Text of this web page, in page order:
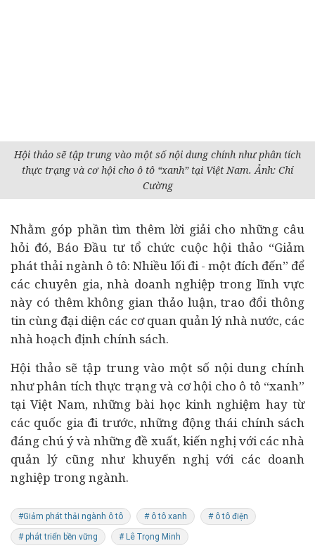
Hội thảo sẽ tập trung vào một số nội dung chính như phân tích
thực trạng và cơ hội cho ô tô “xanh” tại Việt Nam. Ảnh: Chí
Cường
Nhằm góp phần tìm thêm lời giải cho những câu
hỏi đó, Báo Đầu tư tổ chức cuộc hội thảo “Giảm
phát thải ngành ô tô: Nhiều lối đi - một đích đến” để
các chuyên gia, nhà doanh nghiệp trong lĩnh vực
này có thêm không gian thảo luận, trao đổi thông
tin cùng đại diện các cơ quan quản lý nhà nước, các
nhà hoạch định chính sách.
Hội thảo sẽ tập trung vào một số nội dung chính
như phân tích thực trạng và cơ hội cho ô tô “xanh”
tại Việt Nam, những bài học kinh nghiệm hay từ
các quốc gia đi trước, những động thái chính sách
đáng chú ý và những đề xuất, kiến nghị với các nhà
quản lý cũng như khuyến nghị với các doanh
nghiệp trong ngành.
#Giảm phát thải ngành ô tô # ô tô xanh # ô tô điện
# phát triển bền vững # Lê Trọng Minh